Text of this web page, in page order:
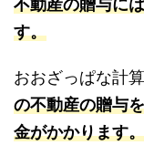
不動産の贈与に
す。
おおざっぱな計
の不動産の贈与
金がかかります。